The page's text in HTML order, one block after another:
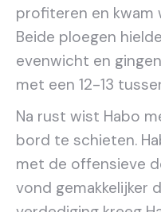
profiteren en kwam
Beide ploegen
evenwicht en
met een 12-13
Na rust wist Habo
bord te schieten.
met de offensieve
vond gemakkelijker